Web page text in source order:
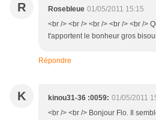
R Rosebleue 01/05/2011 15:15
<br /> <br /> <br /> <br /> <br />
t'apportent le bonheur gros
Répondre
K kinou31-36 :0059: 01/05/2011
<br /> <br /> Bonjour Flo. Il